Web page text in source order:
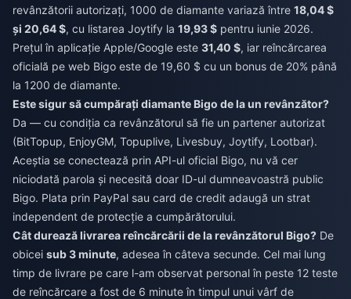
revânzătorii autorizați, 1000 de diamante variază între 18,04 $
și 20,64 $, cu listarea Joytify la 19,93 $ pentru iunie 2026.
Prețul în aplicație Apple/Google este 31,40 $, iar reîncărcarea
oficială pe web Bigo este de 19,60 $ cu un bonus de 20% până
la 1200 de diamante.
Este sigur să cumpărați diamante Bigo de la un revânzător?
Da — cu condiția ca revânzătorul să fie un partener autorizat
(BitTopup, EnjoyGM, Topuplive, Livesbuy, Joytify, Lootbar).
Aceștia se conectează prin API-ul oficial Bigo, nu vă cer
niciodată parola și necesită doar ID-ul dumneavoastră public
Bigo. Plata prin PayPal sau card de credit adaugă un strat
independent de protecție a cumpărătorului.
Cât durează livrarea reîncărcării de la revânzătorul Bigo? De
obicei sub 3 minute, adesea în câteva secunde. Cel mai lung
timp de livrare pe care l-am observat personal în peste 12 teste
de reîncărcare a fost de 6 minute în timpul unui vârf de